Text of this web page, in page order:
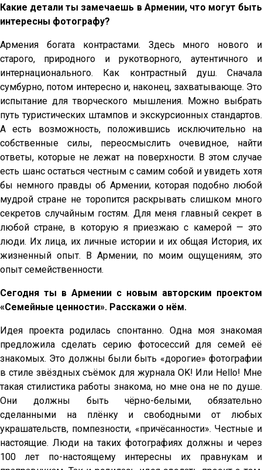
Какие детали ты замечаешь в Армении, что могут быть
интересны фотографу?
Армения богата контрастами. Здесь много нового и
старого, природного и рукотворного, аутентичного и
интернационального. Как контрастный душ. Сначала
сумбурно, потом интересно и, наконец, захватывающе. Это
испытание для творческого мышления. Можно выбрать
путь туристических штампов и экскурсионных стандартов.
А есть возможность, положившись исключительно на
собственные силы, переосмыслить очевидное, найти
ответы, которые не лежат на поверхности. В этом случае
есть шанс остаться честным с самим собой и увидеть хотя
бы немного правды об Армении, которая подобно любой
мудрой стране не торопится раскрывать слишком много
секретов случайным гостям. Для меня главный секрет в
любой стране, в которую я приезжаю с камерой — это
люди. Их лица, их личные истории и их общая История, их
жизненный опыт. В Армении, по моим ощущениям, это
опыт семейственности.
Сегодня ты в Армении с новым авторским проектом
«Семейные ценности». Расскажи о нём.
Идея проекта родилась спонтанно. Одна моя знакомая
предложила сделать серию фотосессий для семей её
знакомых. Это должны были быть «дорогие» фотографии
в стиле звёздных съёмок для журнала ОK! Или Hello! Мне
такая стилистика работы знакома, но мне она не по душе.
Они должны быть чёрно-белыми, обязательно
сделанными на плёнку и свободными от любых
украшательств, помпезности, «причёсанности». Честные и
настоящие. Люди на таких фотографиях должны и через
100 лет по-настоящему интересны их правнукам и